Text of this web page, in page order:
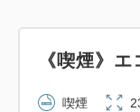
《喫煙》
喫煙